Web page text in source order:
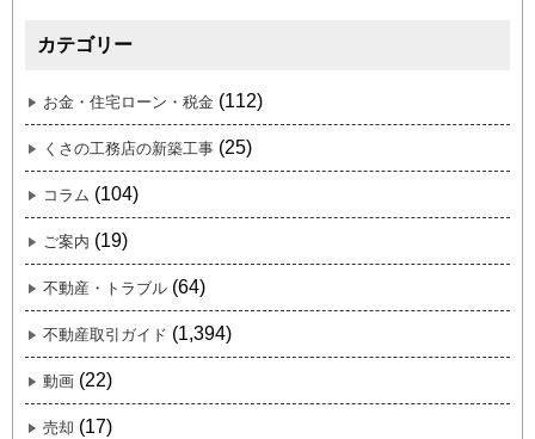
カテゴリー
お金・住宅ローン・税金 (112)
くさの工務店の新築工事 (25)
コラム (104)
ご案内 (19)
不動産・トラブル (64)
不動産取引ガイド (1,394)
動画 (22)
売却 (17)